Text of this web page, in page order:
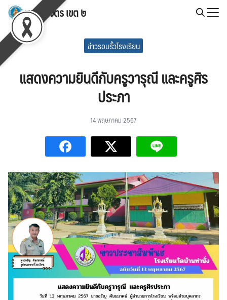
Skip
content
สพป.พิจิตร เขต ๒
Search
for: ข่าวรอบรั้วโรงเรียน
แสดงความยินดีกับครูวารุณี และครูศิร
ประภา
14 พฤษภาคม 2567